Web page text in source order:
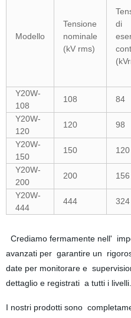
Modello
Tensione
nominale
(kV rms)
di
Y20W-
108
108 84
Y20W-
120
120 98
Y20W-
150
150 120
Y20W-
200
200 156
Y20W-
444
444 324
Crediamo fermamente nell'
avanzati per garantire un
date per monitorare e
dettaglio e registrati a tutti i livelli.
I nostri prodotti sono